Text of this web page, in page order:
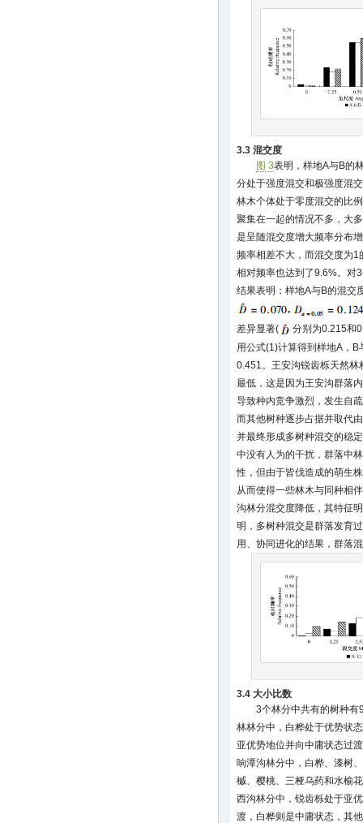
3.3 混交度
图 3表明，样地A与B的
分处于强度混交和极强度混
林木个体处于零度混交的比
聚集在一起的情况不多，大
是呈随混交度增大频率分布
频率相差不大，而混交度为
相对频率也达到了9.6%。对
结果表明：样地A与B的混交
差异显著(
分别为0.215和
用公式(1)计算得到样地A，
0.451。王安沟锐齿栎天然林
最低，这是因为王安沟群落
导致种内竞争激烈，发生自
而其他树种逐步占据并取代
并最终形成多树种混交的稳
中没有人为的干扰，群落中
性，但由于皆伐造成的萌生
从而使得一些林木与同种相
沟林分混交度降低，其特征
明，多树种混交是群落发育
用、协同进化的结果，群落
3.4 大小比数
3个林分中共有的树种有
林林分中，白桦处于优势状
亚优势地位并向中庸状态过
响潭沟林分中，白桦、漆树
槭、樱桃、三桠乌药和水榆
西沟林分中，锐齿栎处于亚
渡，白桦则是中庸状态，其